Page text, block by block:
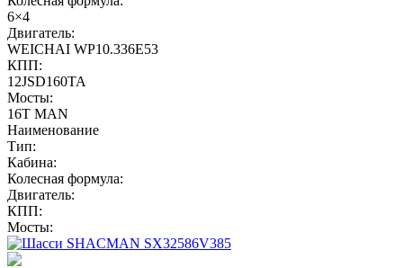
6×4
Двигатель:
WEICHAI WP10.336E53
КПП:
12JSD160TA
Мосты:
16T MAN
Наименование
Тип:
Кабина:
Колесная формула:
Двигатель:
КПП:
Мосты: